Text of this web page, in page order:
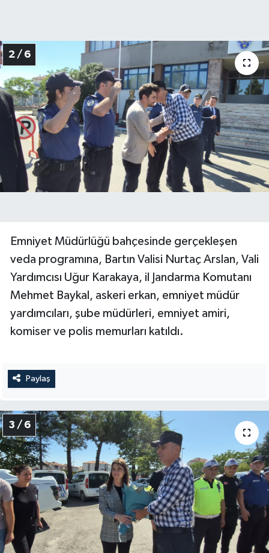
2 / 6
Emniyet Müdürlüğü bahçesinde gerçekleşen
veda programına, Bartın Valisi Nurtaç Arslan, Vali
Yardımcısı Uğur Karakaya, il Jandarma Komutanı
Mehmet Baykal, askeri erkan, emniyet müdür
yardımcıları, şube müdürleri, emniyet amiri,
komiser ve polis memurları katıldı.
Paylaş
3 / 6